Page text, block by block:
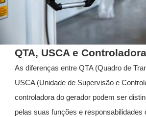
QTA, USCA e
As diferenças entre QTA (Quadro de
USCA (Unidade de Supervisão e
controladora do gerador podem ser
pelas suas funções e responsabilidades